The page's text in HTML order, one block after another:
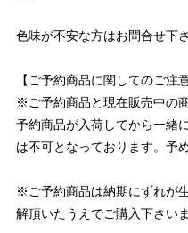
色味が不安な方はお問合せ下さ
【ご予約商品に関してのご注意
※ご予約商品と現在販売中の
予約商品が入荷してから一緒
は不可となっております。予
※ご予約商品は納期にずれが
解頂いたうえでご購入下さい